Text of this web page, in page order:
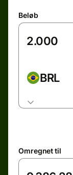
Beløb
BRL
Omregnet til